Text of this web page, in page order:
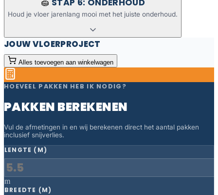
🧽 STAP 6: ONDERHOUD
Houd je vloer jarenlang mooi met het juiste onderhoud.
JOUW VLOERPROJECT
Alles toevoegen aan winkelwagen
HOEVEEL PAKKEN HEB IK NODIG?
PAKKEN BEREKENEN
Vul de afmetingen in en wij berekenen direct het aantal pakken
inclusief snijverlies.
LENGTE (M)
m
BREEDTE (M)